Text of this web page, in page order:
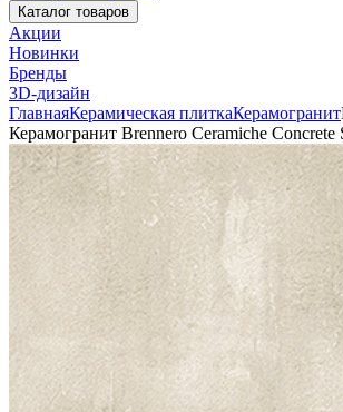
Каталог товаров
Акции
Новинки
Бренды
3D-дизайн
ГлавнаяКерамическая плиткаКерамогранит
Керамогранит Brennero Ceramiche